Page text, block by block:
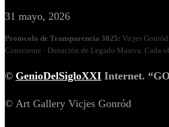
31 mayo, 2026
Protocolo de Transparencia 3025: Vicjes
Consciente · Donación de Legado Masiva. Cada
© GenioDelSigloXXI Internet.
© Art Gallery Vicjes Gonród